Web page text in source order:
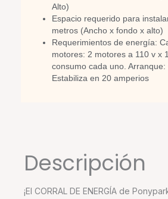
Alto)
Espacio requerido para
metros (Ancho x fondo x alto)
Requerimientos de energía:
motores: 2 motores a 110 v x
consumo cada uno. Arranque:
Estabiliza en 20 amperios
Descripción
¡El CORRAL DE ENERGÍA de